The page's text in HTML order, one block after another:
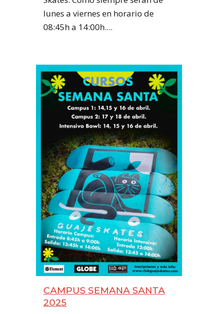
lunes a viernes en horario de
08:45h a 14:00h....
CAMPUS SEMANA SANTA
2025